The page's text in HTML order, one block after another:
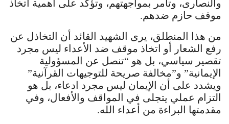
والنصارى، وتأمر بمواجهتهم، وتؤكد على أهمية اتخاذ
موقف حازم ضدهم.
من هذا المنطلق، يرى الشهيد القائد أن التخاذل عن
رفع الشعار أو اتخاذ موقف ضد الأعداء ليس مجرد
تقصير سياسي، بل هو “تنصل عن المسؤولية
الإيمانية” و”مخالفة صريحة للتوجيهات القرآنية”
ويشدد على أن الإيمان ليس مجرد ادعاء، بل هو
التزام عملي يتجلى في المواقف والأفعال، وفي
مقدمتها البراءة من أعداء الله.